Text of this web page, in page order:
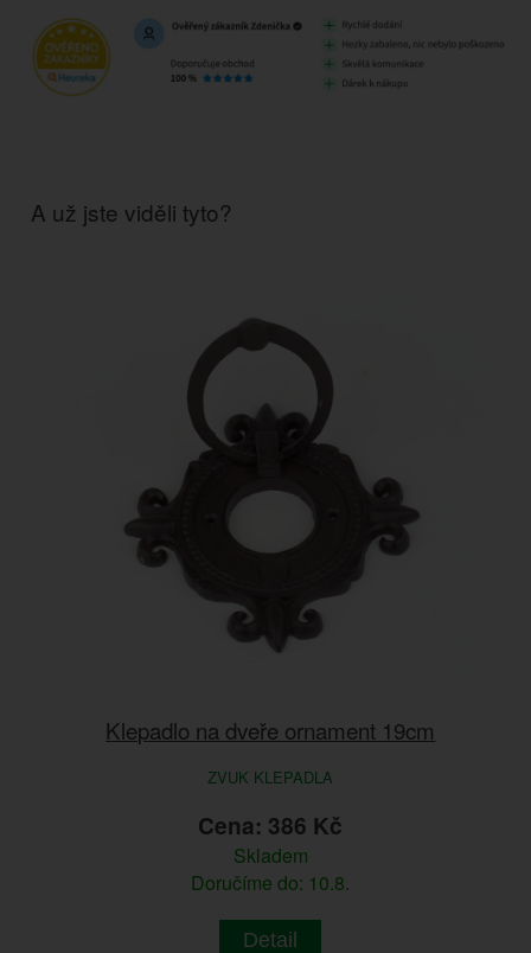
A už jste viděli tyto?
Klepadlo na dveře ornament 19cm
ZVUK KLEPADLA
Cena: 386 Kč
Skladem
Doručíme do: 10.8.
Detail